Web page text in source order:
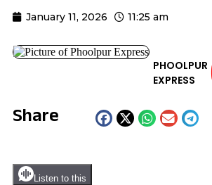
January 11, 2026 11:25 am
PHOOLPUR
EXPRESS
Share
Listen to this